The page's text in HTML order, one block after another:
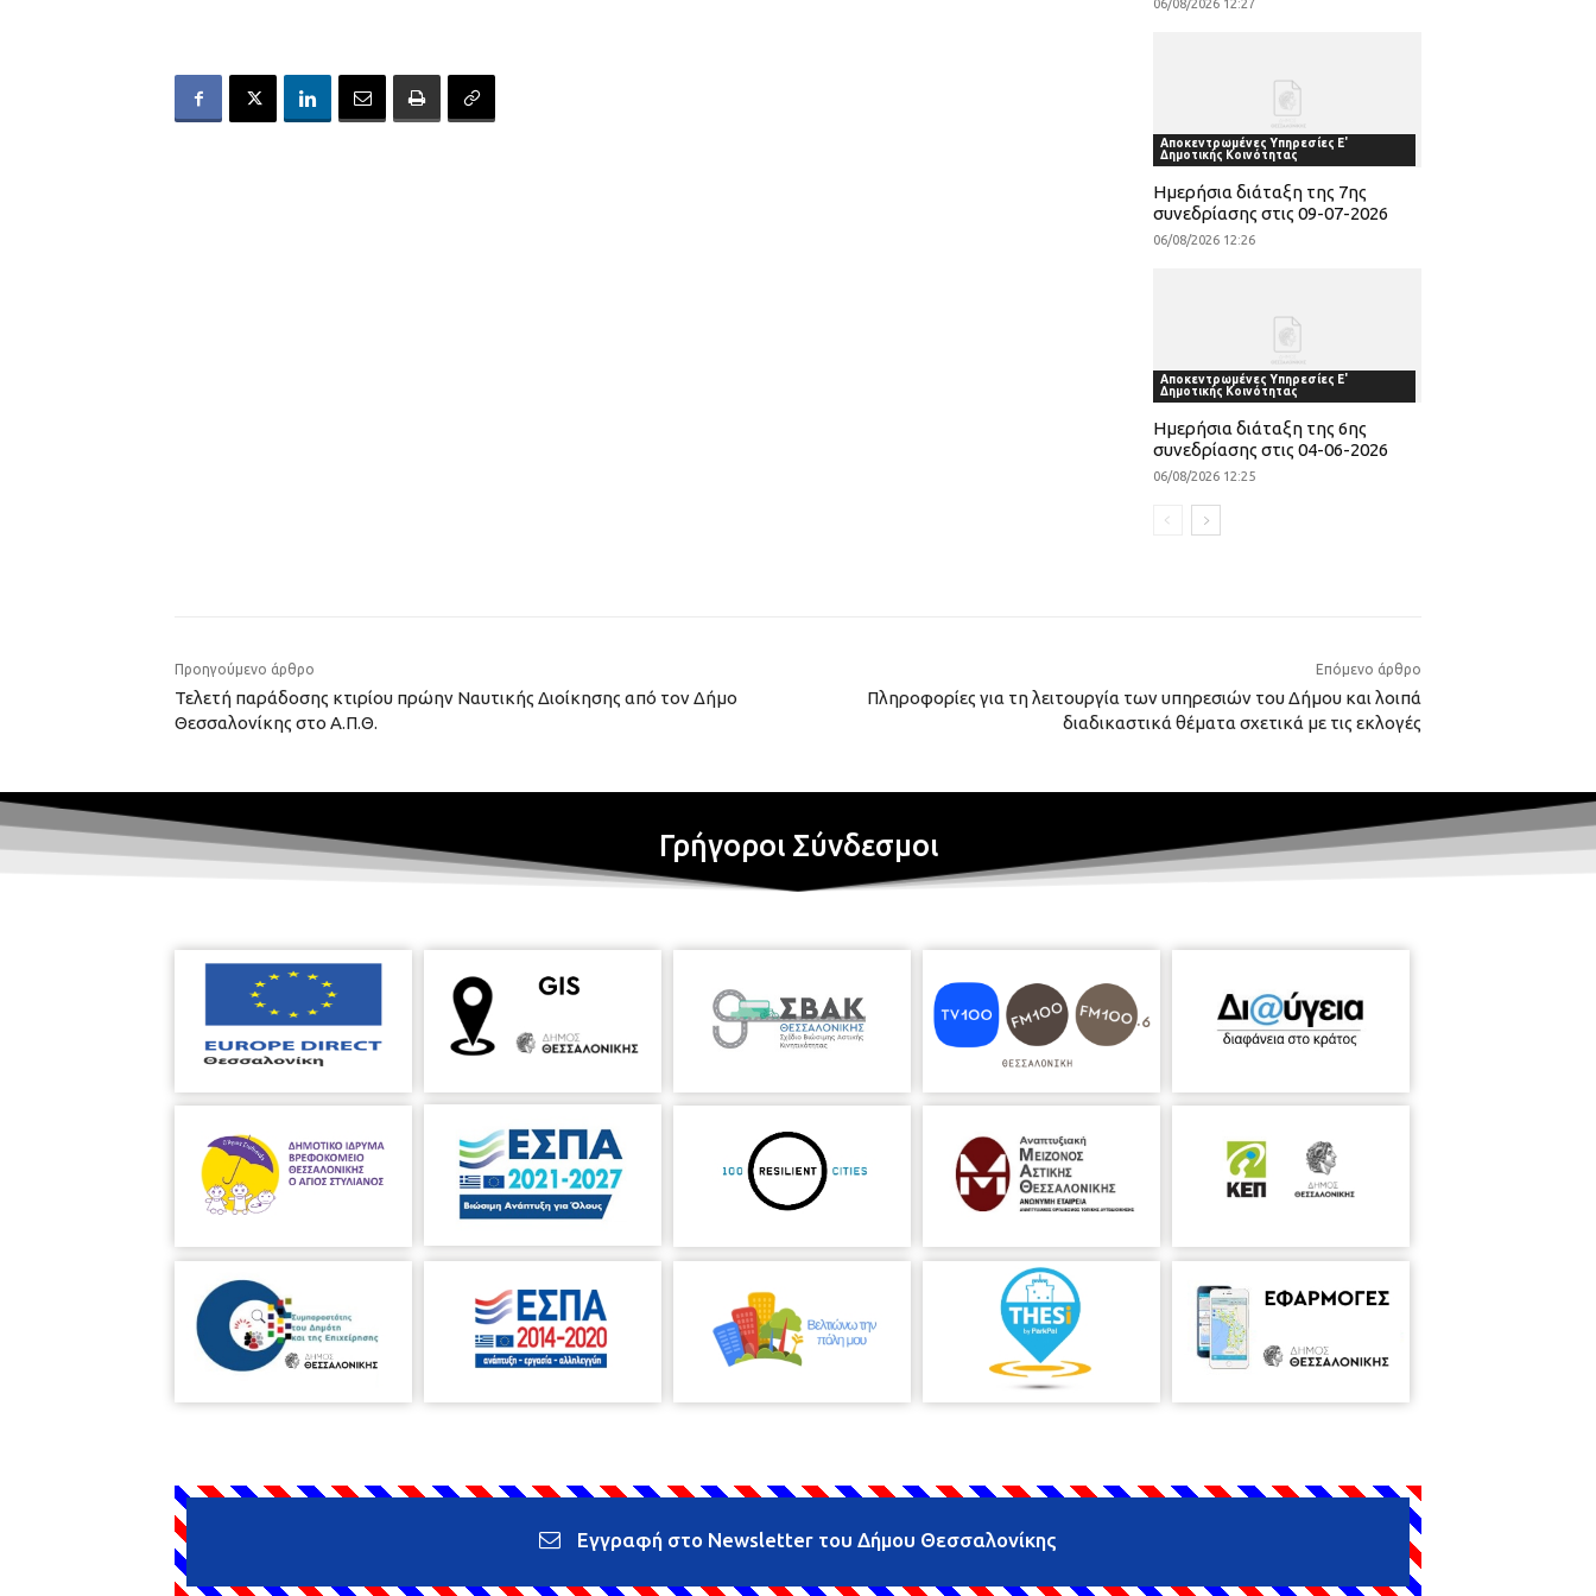
06/08/2026 12:27
Αποκεντρωμένες Υπηρεσίες Ε'
Δημοτικής Κοινότητας
Ημερήσια διάταξη της 7ης
συνεδρίασης στις 09-07-2026
06/08/2026 12:26
Αποκεντρωμένες Υπηρεσίες Ε'
Δημοτικής Κοινότητας
Ημερήσια διάταξη της 6ης
συνεδρίασης στις 04-06-2026
06/08/2026 12:25
Προηγούμενο άρθρο
Τελετή παράδοσης κτιρίου πρώην Ναυτικής Διοίκησης από τον Δήμο
Θεσσαλονίκης στο Α.Π.Θ.
Επόμενο άρθρο
Πληροφορίες για τη λειτουργία των υπηρεσιών του Δήμου και λοιπά
διαδικαστικά θέματα σχετικά με τις εκλογές
Γρήγοροι Σύνδεσμοι
Εγγραφή στο Newsletter του Δήμου Θεσσαλονίκης